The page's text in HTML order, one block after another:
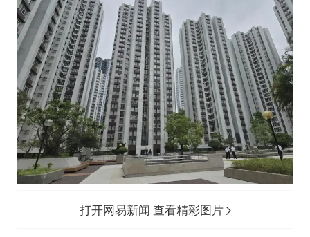
80后女柜员逆袭成4200亿银行副行长
27岁女子成组织卖淫集团主犯被通缉
吉林一“温度计大楼”读数爆表
女子利用漏洞0元薅走3000多件家电
贵州轮胎子公司获美国退税8136万
东方甄选被判赔偿江小白30万元
奋进开新局 实干挑大梁
打开网易新闻 查看精彩图片